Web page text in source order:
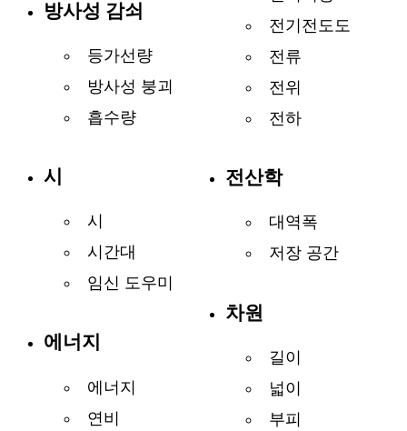
방사성 감쇠
등가선량
방사성 붕괴
흡수량
시
시
시간대
임신 도우미
에너지
에너지
연비
전기전도도
전류
전위
전하
전산학
대역폭
저장 공간
차원
길이
넓이
부피